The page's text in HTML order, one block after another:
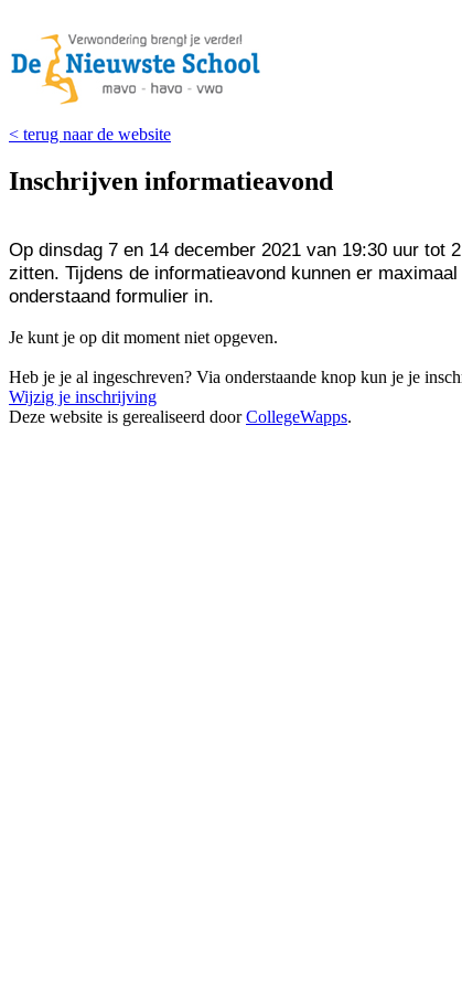
< terug naar de website
Inschrijven informatieavond
Op dinsdag 7 en 14 december 2021 van 19:30 uur
zitten. Tijdens de informatieavond kunnen er
onderstaand formulier in.
Je kunt je op dit moment niet opgeven.
Heb je je al ingeschreven? Via onderstaande knop kun je je
Wijzig je inschrijving
Deze website is gerealiseerd doorCollegeWapps.